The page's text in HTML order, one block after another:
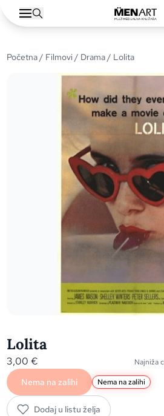
Početna/ Filmovi/ Drama/ Lolita
Lolita
3,00€ Najniža
Nema na zalihi Nema na zalihi
Dodaj u listu želja